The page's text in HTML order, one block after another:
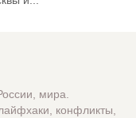
мира.
конфликты,